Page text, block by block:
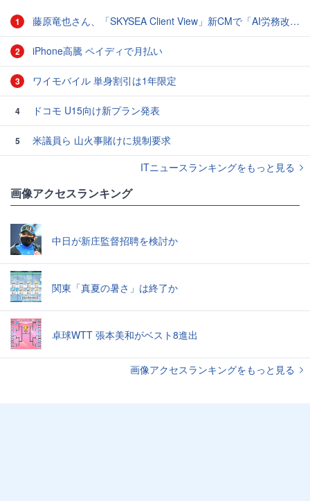
1 藤原竜也さん、「SKYSEA Client View」新CMで「AI労務改善」をアピール 働き方をAIが分析したら「すぐに休んで」と言われる？
2 iPhone高騰 ペイディで月払い
3 ワイモバイル 単身割引は1年限定
4 ドコモ U15向け新プラン発表
5
米議員ら 山火事賭けに規制要求
ITニュースランキングをもっと見る
画像アクセスランキング
中日が新庄監督招聘を検討か
関東「真夏の暑さ」は終了か
卓球WTT 張本美和がベスト8進出
画像アクセスランキングをもっと見る